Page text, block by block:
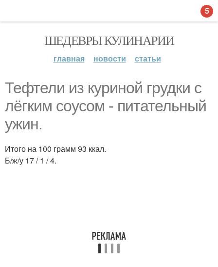
ШЕДЕВРЫ КУЛИНАРИИ
главная новости статьи
Тефтели из куриной грудки с
лёгким соусом - питательный
ужин.
Итого на 100 грамм 93 ккал.
Б/ж/у 17 / 1 / 4.
5